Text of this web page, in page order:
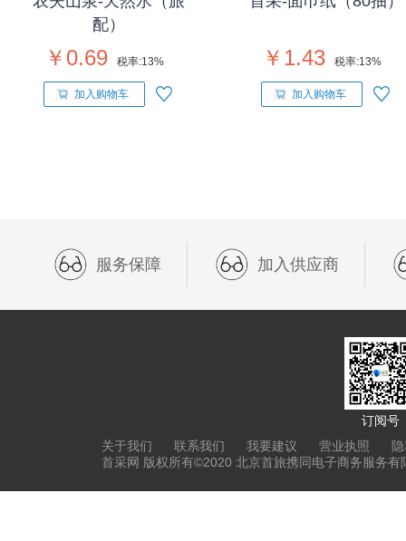
配）
￥0.69 税率:13%
加入购物车
￥1.43 税率:13%
加入购物车
服务保障 加入供应商
订阅号
关于我们
联系我们 我要建议 营业执照
首采网 版权所有©2020 北京首旅携同电子商务服务有